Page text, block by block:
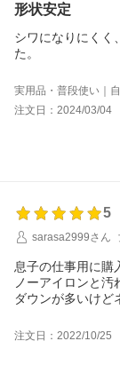
形状安定
シワになりにくく
た。
実用品・普段使い｜
注文日：2024/03/04
5
sarasa2999さん
息子の仕事用に購
ノーアイロンと
ダウンが多いけど
がもっとあった
す。
注文日：2022/10/25